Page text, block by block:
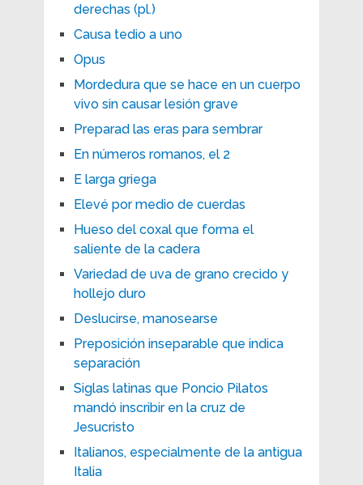
derechas (pl.)
Causa tedio a uno
Opus
Mordedura que se hace en un cuerpo
vivo sin causar lesión grave
Preparad las eras para sembrar
En números romanos, el 2
E larga griega
Elevé por medio de cuerdas
Hueso del coxal que forma el
saliente de la cadera
Variedad de uva de grano crecido y
hollejo duro
Deslucirse, manosearse
Preposición inseparable que indica
separación
Siglas latinas que Poncio Pilatos
mandó inscribir en la cruz de
Jesucristo
Italianos, especialmente de la antigua
Italia